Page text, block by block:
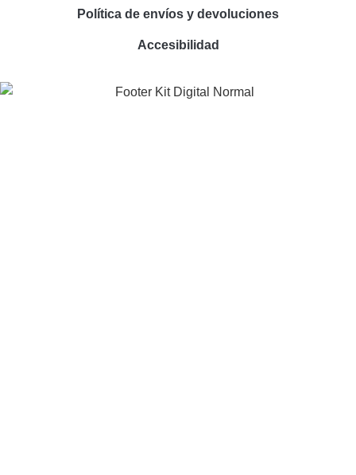
Política de envíos y devoluciones
Accesibilidad